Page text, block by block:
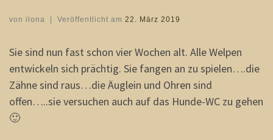
von ilona Veröffentlicht am 22. März 2019
Sie sind nun fast schon vier Wochen alt. Alle Welpen
entwickeln sich prächtig. Sie fangen an zu spielen….die
Zähne sind raus…die Äuglein und Ohren sind
offen…..sie versuchen auch auf das Hunde-WC zu gehen
🙂